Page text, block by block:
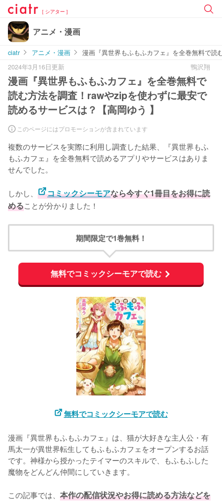
[ シアター ]
アニメ・漫画
ciatr アニメ・漫画
漫画『異世界もふもふカフェ』を全巻無料で読
2024年3月16日更新
鴨沢翔
漫画『異世界もふもふカフェ』を全巻無料で
読む方法を調査！rawやzipを使わずに最安で
読めるサービスは？【高岡ゆう 】
このページにはプロモーションが含まれています
複数のサービスを実際に利用し調査した結果、『異世界もふ
もふカフェ』を全巻無料で読めるアプリやサービスはありま
せんでした。
しかし、 コミックシーモアなら今すぐ1冊目をお得に読
めることが分かりました！
期間限定で1巻無料！
無料でコミックシーモアで読む
無料でコミックシーモアで読む
漫画『異世界もふもふカフェ』は、猫が大好きな主人公・有
馬太一が異世界転生してもふもふカフェをオープンするお話
です。神様から授かったテイマーのスキルで、もふもふした
魔物をどんどん仲間にしていきます。
この記事では、 本作の配信状況やお得に読める方法などを